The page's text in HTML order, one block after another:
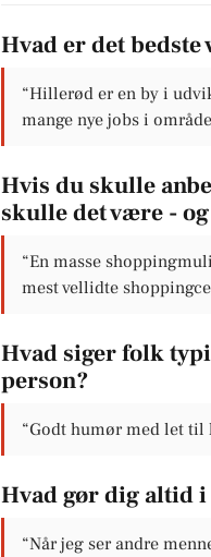
Hvad er det
“Hillerød er en by i
mange nye jobs i
Hvis du skulle
skulle det være -
“En masse
mest vellidte
Hvad siger folk
person?
“Godt humør med let til
Hvad gør dig altid
“Når jeg ser andre